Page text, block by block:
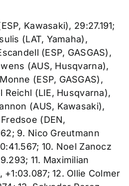
Kawasaki), 29:27.191;
(LAT, Yamaha),
(ESP, GASGAS),
(AUS, Husqvarna),
(ESP, GASGAS),
Reichl (LIE, Husqvarna),
(AUS, Kawasaki),
(DEN,
9. Nico Greutmann
10. Noel Zanocz
11. Maximilian
+1:03.087; 12. Ollie Colmer